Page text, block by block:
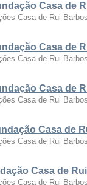
Casa de
Casa de Rui
Casa de
Casa de Rui
Casa de
Casa de Rui
Casa de
Casa de Rui
Casa de
Casa de Rui